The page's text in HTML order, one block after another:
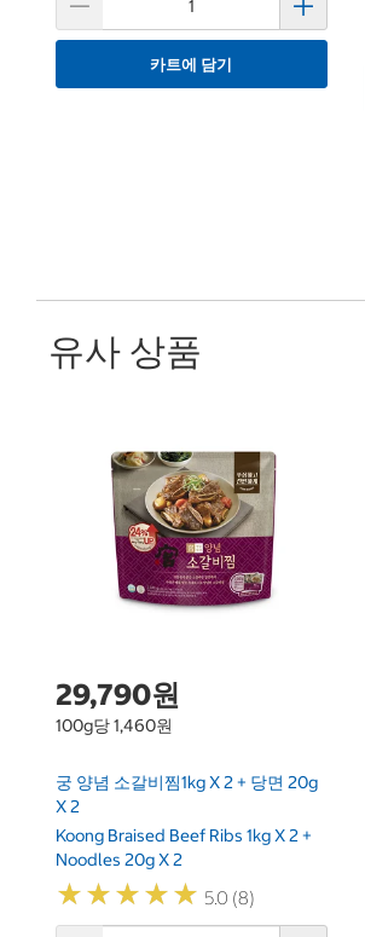
카트에 담기
유사 상품
29,790원
100g당 1,460원
궁 양념 소갈비찜1kg X 2 + 당면 20g
X 2
Koong Braised Beef Ribs 1kg X 2 +
Noodles 20g X 2
★★★★★
★★★★★ 5.0 (8)